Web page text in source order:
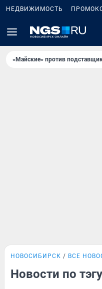
НЕДВИЖИМОСТЬ
«Майские» против
НОВОСИБИРСК ВСЕ
Новости по